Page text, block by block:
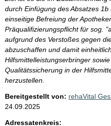
e
p
r
o
S
e
i
t
e
durch Einfügung des Absatzes
einseitige Befreiung der
Präqualifizierungspflicht für sog.
aufgrund des Verstoßes gegen
abzuschaffen und damit
Hilfsmittelleistungserbringer
Qualitätssicherung in der
herzustellen.
Bereitgestellt von: rehaVital
24.09.2025
Adressatenkreis: